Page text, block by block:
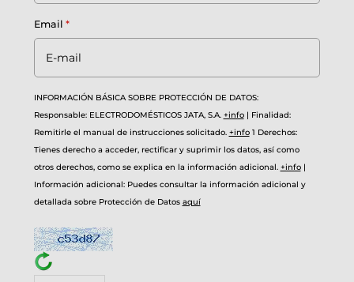
Email *
INFORMACIÓN BÁSICA SOBRE PROTECCIÓN DE DATOS:
Responsable: ELECTRODOMÉSTICOS JATA, S.A. +info | Finalidad:
Remitirle el manual de instrucciones solicitado. +info1 Derechos:
Tienes derecho a acceder, rectificar y suprimir los datos, así como
otros derechos, como se explica en la información adicional. +info|
Información adicional: Puedes consultar la información adicional y
detallada sobre Protección de Datos aquí